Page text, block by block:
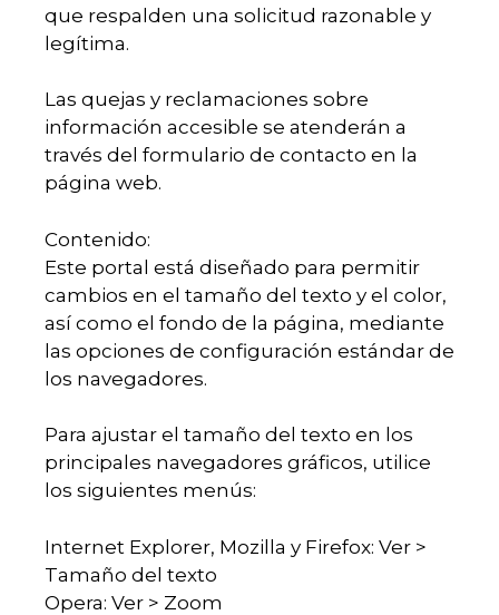
que respalden una solicitud razonable y
legítima.
Las quejas y reclamaciones sobre
información accesible se atenderán a
través del formulario de contacto en la
página web.
Contenido:
Este portal está diseñado para permitir
cambios en el tamaño del texto y el color,
así como el fondo de la página, mediante
las opciones de configuración estándar de
los navegadores.
Para ajustar el tamaño del texto en los
principales navegadores gráficos, utilice
los siguientes menús:
Internet Explorer, Mozilla y Firefox: Ver >
Tamaño del texto
Opera: Ver > Zoom